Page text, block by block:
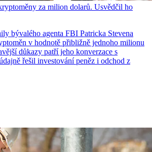
za milion dolarů. Usvědčil ho
bývalého agenta FBI Patricka Stevena
v hodnotě přibližně jednoho milionu
důkazy patří jeho konverzace s
řešil investování peněz i odchod z